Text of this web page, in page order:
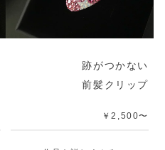
跡がつかない
前髪クリップ
￥2,500〜